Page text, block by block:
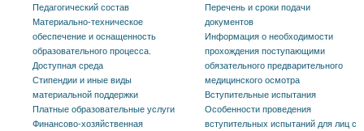
Педагогический состав
Материально-техническое
обеспечение и оснащенность
образовательного процесса.
Доступная среда
Стипендии и иные виды
материальной поддержки
Платные образовательные услуги
Финансово-хозяйственная
Перечень и сроки подачи
документов
Информация о необходимости
прохождения поступающими
обязательного предварительного
медицинского осмотра
Вступительные испытания
Особенности проведения
вступительных испытаний для лиц с